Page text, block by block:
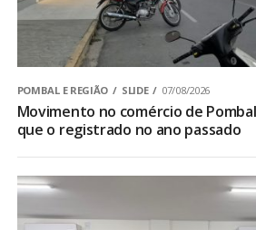
POMBAL E REGIÃO SLIDE 07/08/2026
Movimento no comércio de
que o registrado no ano passado